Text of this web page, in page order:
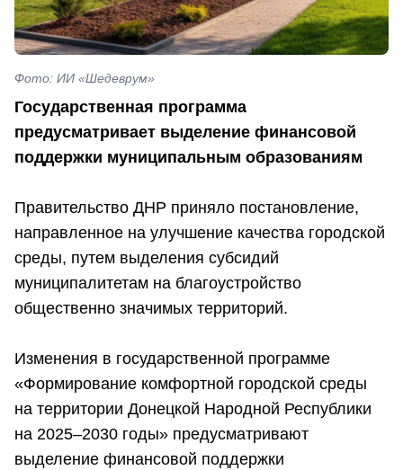
Фото: ИИ «Шедеврум»
Государственная программа
предусматривает выделение финансовой
поддержки муниципальным образованиям
Правительство ДНР приняло постановление,
направленное на улучшение качества городской
среды, путем выделения субсидий
муниципалитетам на благоустройство
общественно значимых территорий.
Изменения в государственной программе
«Формирование комфортной городской среды
на территории Донецкой Народной Республики
на 2025–2030 годы» предусматривают
выделение финансовой поддержки